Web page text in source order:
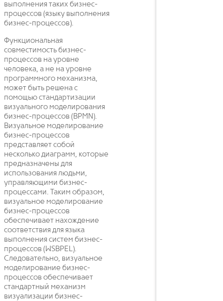
выполнения таких бизнес-
процессов (языку выполнения
бизнес-процессов).
Функциональная
совместимость бизнес-
процессов на уровне
человека, а не на уровне
программного механизма,
может быть решена с
помощью стандартизации
визуального моделирования
бизнес-процессов (BPMN).
Визуальное моделирование
бизнес-процессов
представляет собой
несколько диаграмм, которые
предназначены для
использования людьми,
управляющими бизнес-
процессами. Таким образом,
визуальное моделирование
бизнес-процессов
обеспечивает нахождение
соответствия для языка
выполнения систем бизнес-
процессов (WSBPEL).
Следовательно, визуальное
моделирование бизнес-
процессов обеспечивает
стандартный механизм
визуализации бизнес-